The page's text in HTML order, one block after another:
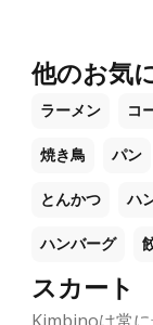
他のお気
ラーメン コ
焼き鳥 パン
とんかつ ハ
ハンバーグ
スカート